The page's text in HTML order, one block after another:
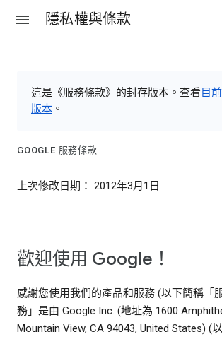
隱私權與條款
這是《服務條款》的封存版本。查看 目
版本 。
GOOGLE 服務條款
上次修改日期： 2012年3月1日
歡迎使用 Google！
感謝您使用我們的產品和服務 (以下簡稱「
務」是由 Google Inc. (地址為 1600
Mountain View, CA 94043, United States) (